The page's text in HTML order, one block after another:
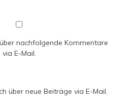
nachfolgende Kommentare
via E-Mail.
über neue Beiträge via E-Mail.